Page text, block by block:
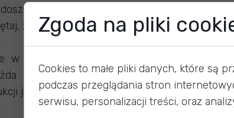
do pomyłki, skonsultuj się z nami.
że na fundamentach i stropie nie warto
w powyższym tekście mają charakter
naprawa elementu konstrukcyjnego
jest priorytetem.
Zgoda na pliki
Cookies to małe pliki danych, które są
podczas przeglądania stron
serwisu, personalizacji treści, oraz